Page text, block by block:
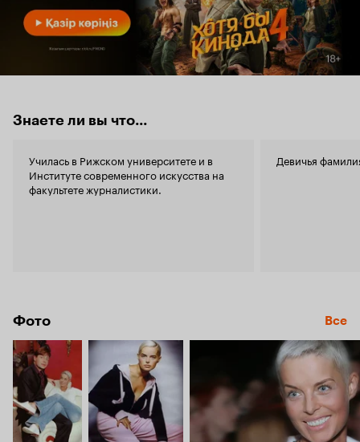
Знаете ли вы что...
Училась в Рижском университете и в
Институте современного искусства на
факультете журналистики.
Фото Все